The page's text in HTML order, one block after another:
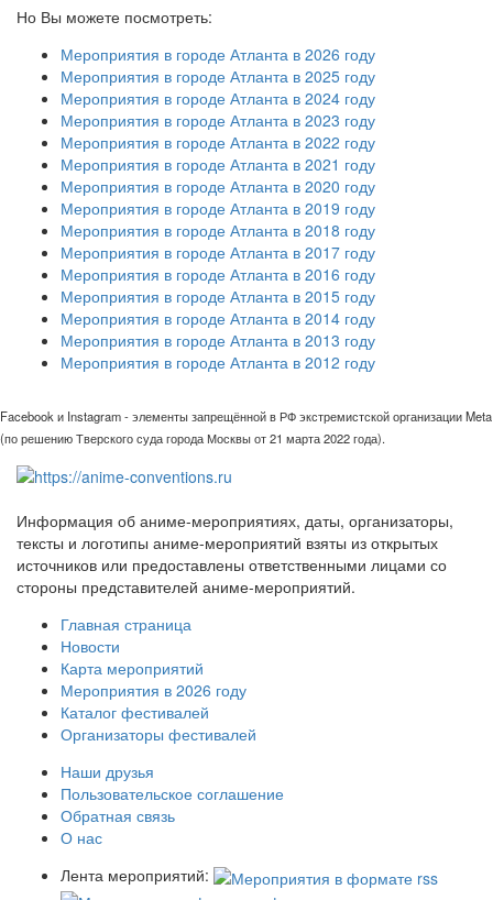
Но Вы можете посмотреть:
Мероприятия в городе Атланта в 2026 году
Мероприятия в городе Атланта в 2025 году
Мероприятия в городе Атланта в 2024 году
Мероприятия в городе Атланта в 2023 году
Мероприятия в городе Атланта в 2022 году
Мероприятия в городе Атланта в 2021 году
Мероприятия в городе Атланта в 2020 году
Мероприятия в городе Атланта в 2019 году
Мероприятия в городе Атланта в 2018 году
Мероприятия в городе Атланта в 2017 году
Мероприятия в городе Атланта в 2016 году
Мероприятия в городе Атланта в 2015 году
Мероприятия в городе Атланта в 2014 году
Мероприятия в городе Атланта в 2013 году
Мероприятия в городе Атланта в 2012 году
Facebook и Instagram - элементы запрещённой в РФ экстремистской организации Meta
(по решению Тверского суда города Москвы от 21 марта 2022 года).
Информация об аниме-мероприятиях, даты, организаторы,
тексты и логотипы аниме-мероприятий взяты из открытых
источников или предоставлены ответственными лицами со
стороны представителей аниме-мероприятий.
Главная страница
Новости
Карта мероприятий
Мероприятия в 2026 году
Каталог фестивалей
Организаторы фестивалей
Наши друзья
Пользовательское соглашение
Обратная связь
О нас
Лента мероприятий: